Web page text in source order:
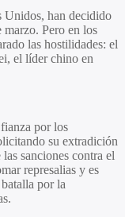
Unidos, han decidido
marzo. Pero en los
las hostilidades: el
el líder chino en
por los
su extradición
sanciones contra el
represalias y es
por la